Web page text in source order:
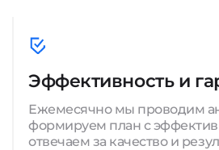
Эффективность и
Ежемесячно мы проводим
формируем план с
отвечаем за качество и